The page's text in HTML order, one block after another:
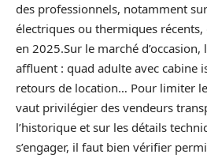
des professionnels, notamment
électriques ou thermiques
en 2025.Sur le marché d’occasion,
affluent : quad adulte avec cabine
retours de location… Pour limiter
vaut privilégier des vendeurs
l’historique et sur les détails
s’engager, il faut bien vérifier